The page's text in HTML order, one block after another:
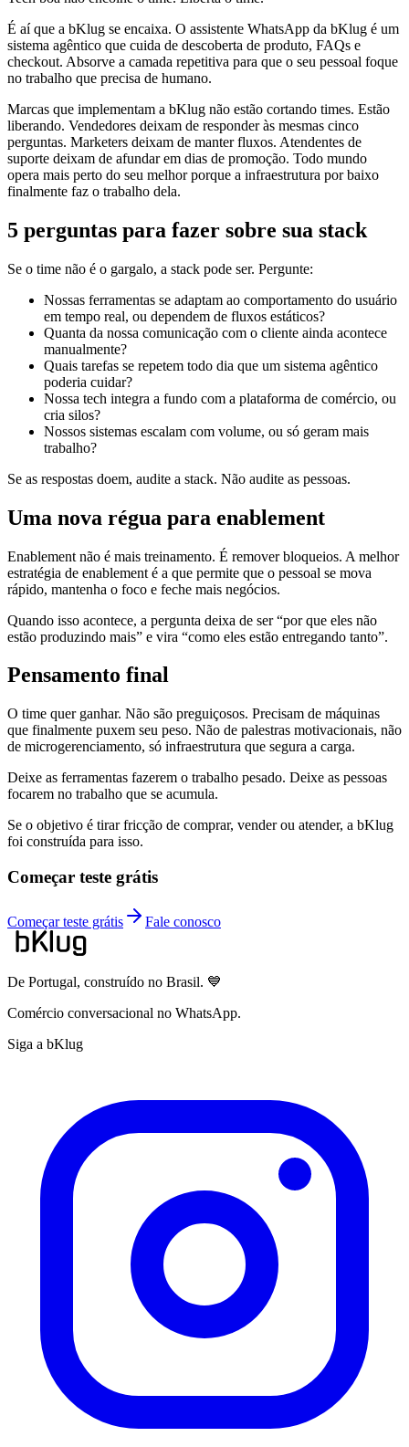
É aí que a bKlug se encaixa. O assistente WhatsApp da bKlug é um
sistema agêntico que cuida de descoberta de produto, FAQs e
checkout. Absorve a camada repetitiva para que o seu pessoal foque
no trabalho que precisa de humano.
Marcas que implementam a bKlug não estão cortando times. Estão
liberando. Vendedores deixam de responder às mesmas cinco
perguntas. Marketers deixam de manter fluxos. Atendentes de
suporte deixam de afundar em dias de promoção. Todo mundo
opera mais perto do seu melhor porque a infraestrutura por baixo
finalmente faz o trabalho dela.
5 perguntas para fazer sobre sua stack
Se o time não é o gargalo, a stack pode ser. Pergunte:
Nossas ferramentas se adaptam ao comportamento do usuário
em tempo real, ou dependem de fluxos estáticos?
Quanta da nossa comunicação com o cliente ainda acontece
manualmente?
Quais tarefas se repetem todo dia que um sistema agêntico
poderia cuidar?
Nossa tech integra a fundo com a plataforma de comércio, ou
cria silos?
Nossos sistemas escalam com volume, ou só geram mais
trabalho?
Se as respostas doem, audite a stack. Não audite as pessoas.
Uma nova régua para enablement
Enablement não é mais treinamento. É remover bloqueios. A melhor
estratégia de enablement é a que permite que o pessoal se mova
rápido, mantenha o foco e feche mais negócios.
Quando isso acontece, a pergunta deixa de ser “por que eles não
estão produzindo mais” e vira “como eles estão entregando tanto”.
Pensamento final
O time quer ganhar. Não são preguiçosos. Precisam de máquinas
que finalmente puxem seu peso. Não de palestras motivacionais, não
de microgerenciamento, só infraestrutura que segura a carga.
Deixe as ferramentas fazerem o trabalho pesado. Deixe as pessoas
focarem no trabalho que se acumula.
Se o objetivo é tirar fricção de comprar, vender ou atender, a bKlug
foi construída para isso.
Começar teste grátis
Começar teste grátis Fale conosco
De Portugal, construído no Brasil. 💙
Comércio conversacional no WhatsApp.
Siga a bKlug